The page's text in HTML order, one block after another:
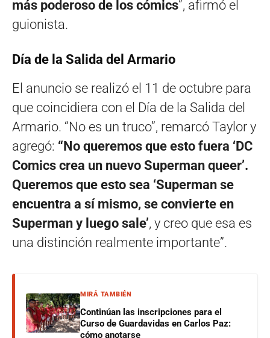
más poderoso de los cómics”, afirmó el
guionista.
Día de la Salida del Armario
El anuncio se realizó el 11 de octubre para
que coincidiera con el Día de la Salida del
Armario. “No es un truco”, remarcó Taylor y
agregó: “No queremos que esto fuera ‘DC
Comics crea un nuevo Superman queer’.
Queremos que esto sea ‘Superman se
encuentra a sí mismo, se convierte en
Superman y luego sale’, y creo que esa es
una distinción realmente importante”.
MIRÁ TAMBIÉN
Continúan las inscripciones para el
Curso de Guardavidas en Carlos Paz:
cómo anotarse